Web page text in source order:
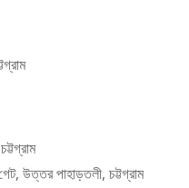
উত্তর পাহাড়তলী, চট্টগ্রাম